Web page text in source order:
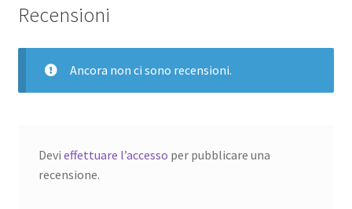
Recensioni
Ancora non ci sono recensioni.
Devi effettuare l’accesso per pubblicare una
recensione.